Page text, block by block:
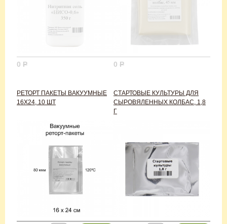
0 Р 0 Р
РЕТОРТ ПАКЕТЫ ВАКУУМНЫЕ
16Х24, 10 ШТ
СТАРТОВЫЕ КУЛЬТУРЫ ДЛЯ
СЫРОВЯЛЕННЫХ КОЛБАС, 1,8
Г